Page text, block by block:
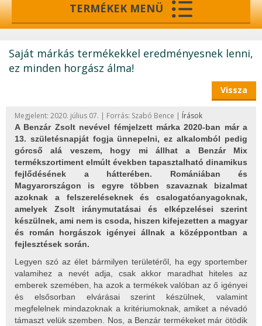
TERMÉKEK MENÜ
Saját márkás termékekkel eredményesnek lenni,
ez minden horgász álma!
Vissza
Megjelent: 2020. július 07. | Forrás: Szabó Bence | Írások
A Benzár Zsolt nevével fémjelzett márka 2020-ban már a
13. születésnapját fogja ünnepelni, ez alkalomból pedig
górcső alá veszem, hogy mi állhat a Benzár Mix
termékszortiment elmúlt években tapasztalható dinamikus
fejlődésének a hátterében. Romániában és
Magyarországon is egyre többen szavaznak bizalmat
azoknak a felszereléseknek és csalogatóanyagoknak,
amelyek Zsolt iránymutatásai és elképzelései szerint
készülnek, ami nem is csoda, hiszen kifejezetten a magyar
és román horgászok igényei állnak a középpontban a
fejlesztések során.
Legyen szó az élet bármilyen területéről, ha egy sportember
valamihez a nevét adja, csak akkor maradhat hiteles az
emberek szemében, ha azok a termékek valóban az ő igényei
és elsősorban elvárásai szerint készülnek, valamint
megfelelnek mindazoknak a kritériumoknak, amiket a névadó
támaszt velük szemben. Nos, a Benzár termékeket már ötödik